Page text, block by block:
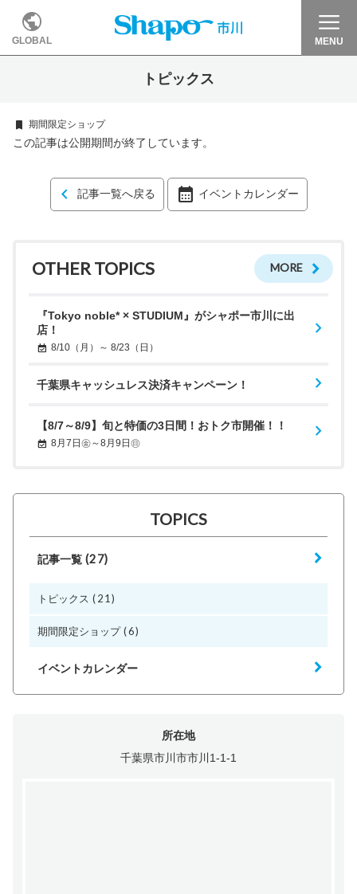
GLOBAL MENU
トピックス
期間限定ショップ
この記事は公開期間が終了しています。
記事一覧へ戻る イベントカレンダー
OTHER TOPICS MORE
『Tokyo noble* × STUDIUM』がシャポー市川に出
店！
8/10（月）～ 8/23（日）
千葉県キャッシュレス決済キャンペーン！
【8/7～8/9】旬と特価の3日間！おトク市開催！！
8月7日㊎～8月9日㊐
TOPICS
記事一覧 (27)
トピックス (21)
期間限定ショップ(6)
イベントカレンダー
所在地
千葉県市川市市川1-1-1